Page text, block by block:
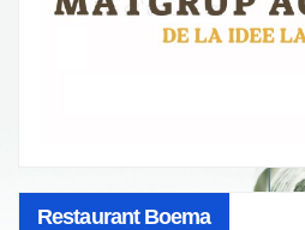
Restaurant Boema